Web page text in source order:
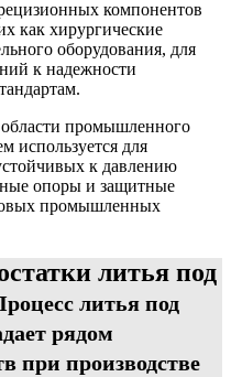
компонентов
как хирургические
оборудования, для
к надежности
промышленного
используется для
к давлению
опоры и защитные
промышленных
литья под
литья под
рядом
при производстве